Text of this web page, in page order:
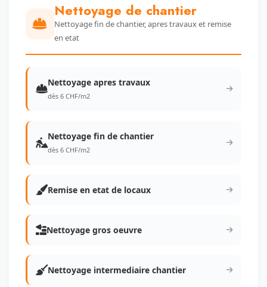
Nettoyage de chantier
Nettoyage fin de chantier, apres travaux et remise
en etat
Nettoyage apres travaux
dès 6 CHF/m2
Nettoyage fin de chantier
dès 6 CHF/m2
Remise en etat de locaux
Nettoyage gros oeuvre
Nettoyage intermediaire chantier